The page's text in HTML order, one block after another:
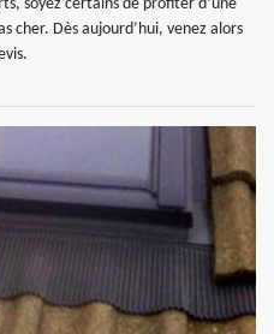
soyez certains de profiter d’une
cher. Dès aujourd’hui, venez alors